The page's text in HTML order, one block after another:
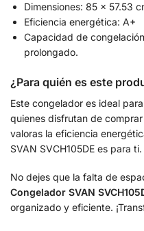
Dimensiones: 85 x 57.53
Eficiencia energética: A+
Capacidad de
prolongado.
¿Para quién es este
Este congelador es ideal
quienes disfrutan de
valoras la eficiencia
SVAN SVCH105DE es para ti.
No dejes que la falta de
Congelador SVAN
organizado y eficiente.